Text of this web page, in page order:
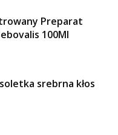
Preparat
100Ml
srebrna kłos